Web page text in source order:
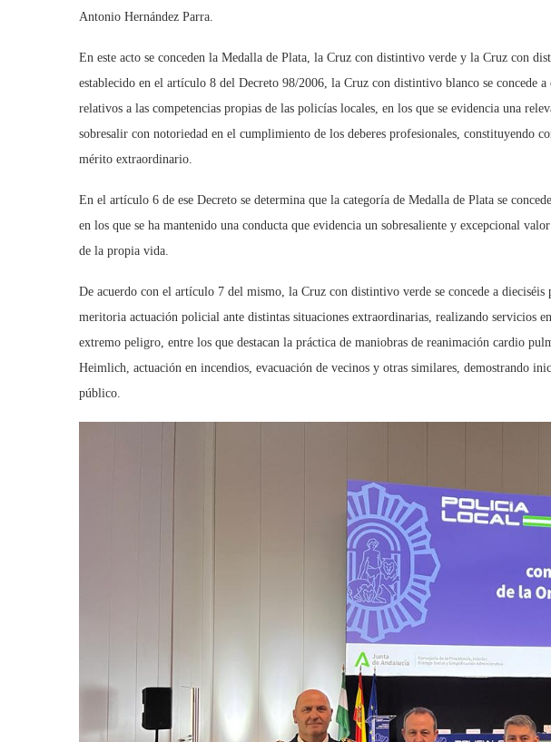
Antonio Hernández Parra.
En este acto se conceden la Medalla de Plata, la Cruz con distintivo verde y la Cruz con
establecido en el artículo 8 del Decreto 98/2006, la Cruz con distintivo blanco se concede a
relativos a las competencias propias de las policías locales, en los que se evidencia una
sobresalir con notoriedad en el cumplimiento de los deberes profesionales, constituyendo
mérito extraordinario.
En el artículo 6 de ese Decreto se determina que la categoría de Medalla de Plata se
en los que se ha mantenido una conducta que evidencia un sobresaliente y excepcional
de la propia vida.
De acuerdo con el artículo 7 del mismo, la Cruz con distintivo verde se concede a dieciséis
meritoria actuación policial ante distintas situaciones extraordinarias, realizando servicios
extremo peligro, entre los que destacan la práctica de maniobras de reanimación cardio
Heimlich, actuación en incendios, evacuación de vecinos y otras similares, demostrando
público.